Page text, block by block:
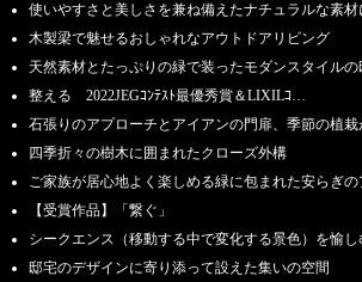
使いやすさと美しさを兼ね備えたナチュラルな素材
木製梁で魅せるおしゃれなアウトドアリビング
天然素材とたっぷりの緑で装ったモダンスタイルの
整える 2022JEGｺﾝﾃｽﾄ最優秀賞＆LIXILｺ…
石張りのアプローチとアイアンの門扉、季節の植栽
四季折々の樹木に囲まれたクローズ外構
ご家族が居心地よく楽しめる緑に包まれた安らぎの
【受賞作品】「繋ぐ」
シークエンス（移動する中で変化する景色）を愉し
邸宅のデザインに寄り添って設えた集いの空間